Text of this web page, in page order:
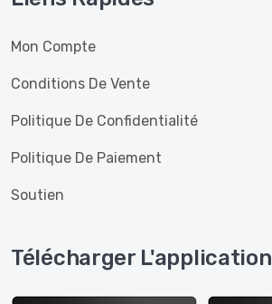
Mon Compte
Conditions De Vente
Politique De Confidentialité
Politique De Paiement
Soutien
Télécharger L'application